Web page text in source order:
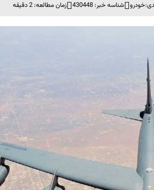
خودرو شناسه خبر: 430448 زمان مطالعه: 2 دقیقه